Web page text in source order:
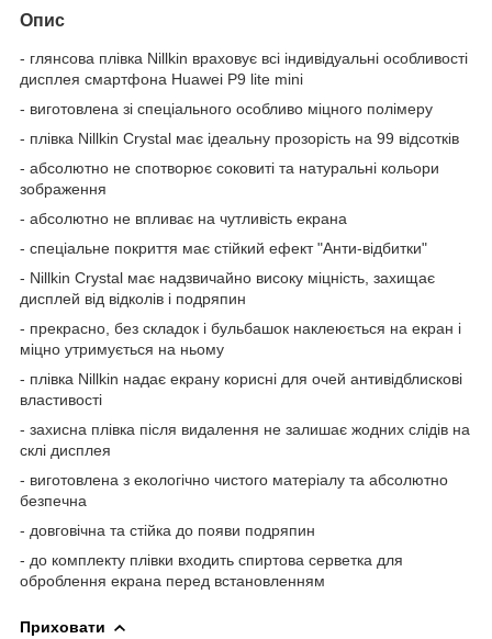
Опис
- глянсова плівка Nillkin враховує всі індивідуальні особливості
дисплея смартфона Huawei P9 lite mini
- виготовлена зі спеціального особливо міцного полімеру
- плівка Nillkin Crystal має ідеальну прозорість на 99 відсотків
- абсолютно не спотворює соковиті та натуральні кольори
зображення
- абсолютно не впливає на чутливість екрана
- спеціальне покриття має стійкий ефект "Анти-відбитки"
- Nillkin Crystal має надзвичайно високу міцність, захищає
дисплей від відколів і подряпин
- прекрасно, без складок і бульбашок наклеюється на екран і
міцно утримується на ньому
- плівка Nillkin надає екрану корисні для очей антивідблискові
властивості
- захисна плівка після видалення не залишає жодних слідів на
склі дисплея
- виготовлена з екологічно чистого матеріалу та абсолютно
безпечна
- довговічна та стійка до появи подряпин
- до комплекту плівки входить спиртова серветка для
оброблення екрана перед встановленням
Приховати